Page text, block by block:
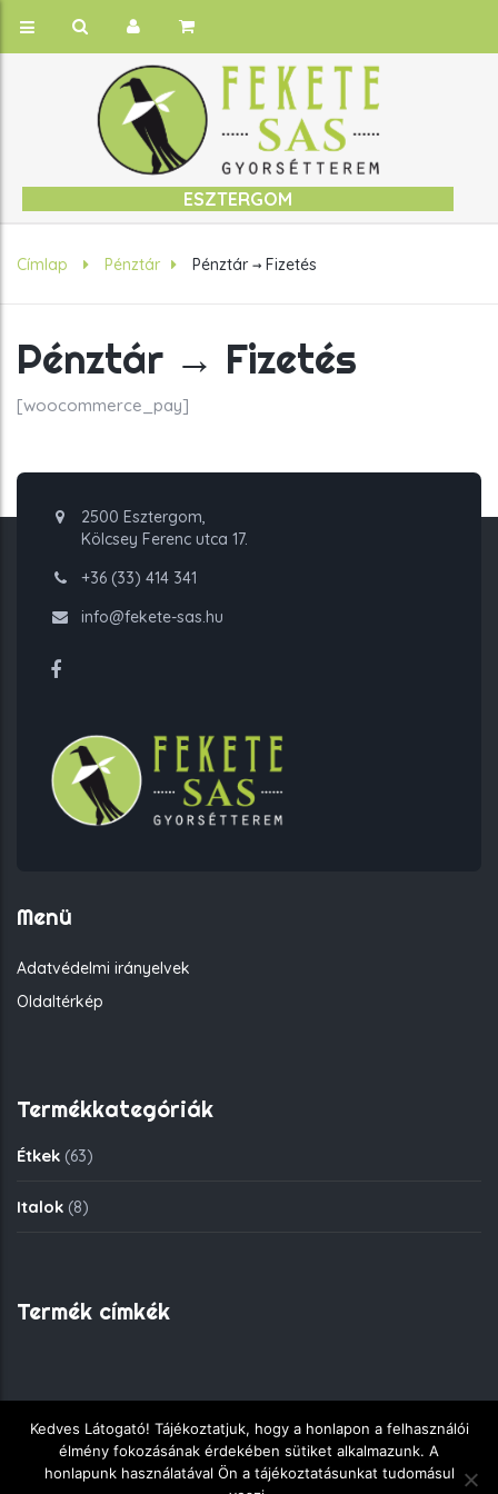
ESZTERGOM
Címlap Pénztár Pénztár → Fizetés
Pénztár → Fizetés
[woocommerce_pay]
2500 Esztergom,
Kölcsey Ferenc utca 17.
+36 (33) 414 341
info@fekete-sas.hu
Menü
Adatvédelmi irányelvek
Oldaltérkép
Termékkategóriák
Étkek (63)
Italok (8)
Termék címkék
Copyright © 2018 - Fekete Sas Gyorsétkezde - Minden jog
fenntartva.
Kedves Látogató! Tájékoztatjuk, hogy a honlapon a felhasználói
élmény fokozásának érdekében sütiket alkalmazunk. A
honlapunk használatával Ön a tájékoztatásunkat tudomásul